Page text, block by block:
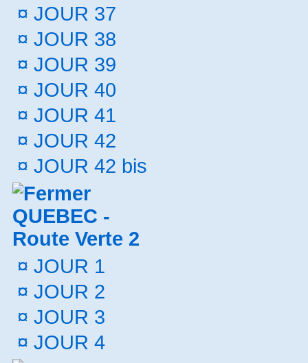
¤ JOUR 37
¤ JOUR 38
¤ JOUR 39
¤ JOUR 40
¤ JOUR 41
¤ JOUR 42
¤ JOUR 42 bis
QUEBEC -
Route Verte 2
¤ JOUR 1
¤ JOUR 2
¤ JOUR 3
¤ JOUR 4